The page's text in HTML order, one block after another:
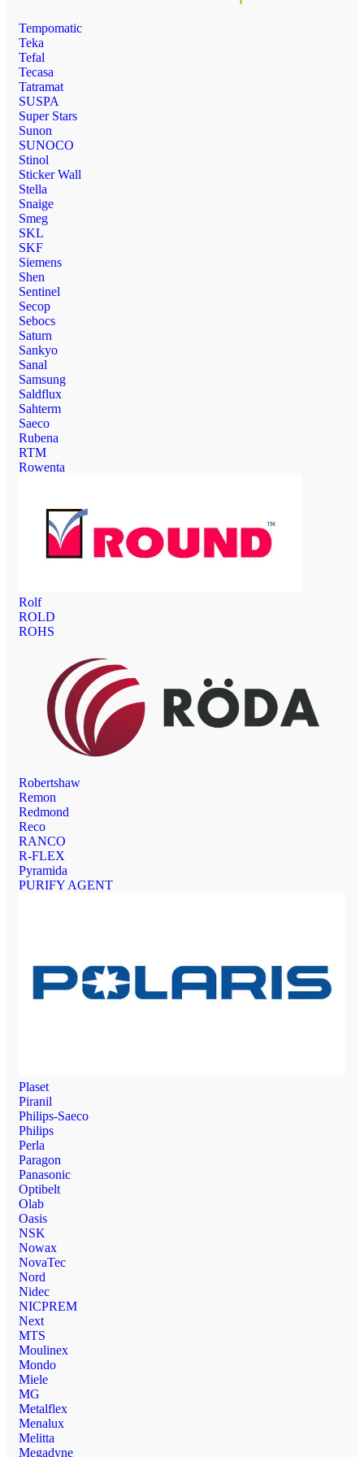
Tempomatic
Teka
Tefal
Tecasa
Tatramat
SUSPA
Super Stars
Sunon
SUNOCO
Stinol
Sticker Wall
Stella
Snaige
Smeg
SKL
SKF
Siemens
Shen
Sentinel
Secop
Sebocs
Saturn
Sankyo
Sanal
Samsung
Saldflux
Sahterm
Saeco
Rubena
RTM
Rowenta
Rolf
ROLD
ROHS
Robertshaw
Remon
Redmond
Reco
RANCO
R-FLEX
Pyramida
PURIFY AGENT
Plaset
Piranil
Philips-Saeco
Philips
Perla
Paragon
Panasonic
Optibelt
Olab
Oasis
NSK
Nowax
NovaTec
Nord
Nidec
NICPREM
Next
MTS
Moulinex
Mondo
Miele
MG
Metalflex
Menalux
Melitta
Megadyne